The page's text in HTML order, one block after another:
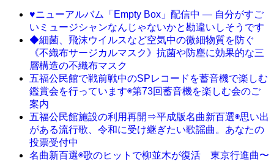
♥ニューアルバム「Empty Box」配信中 ― 自分がすご
いミュージシャンなんじゃないかと勘違いしそうです
◆細菌、飛沫ウイルスなど空気中の微細物質を防ぐ
《不織布サージカルマスク》抗菌や防塵に効果的な三
層構造の不織布マスク
五福公民館で戦前戦中のSPレコードを蓄音機で楽しむ
鑑賞会を行っています◉第73回蓄音機を楽しむ会のご
案内
五福公民館施設の利用再開⇒平成版名曲新百選◉思い出
がある流行歌、令和に受け継ぎたい歌謡曲。あなたの
投票受付中
名曲新百選◉歌のヒットで柳並木が復活 東京行進曲〜